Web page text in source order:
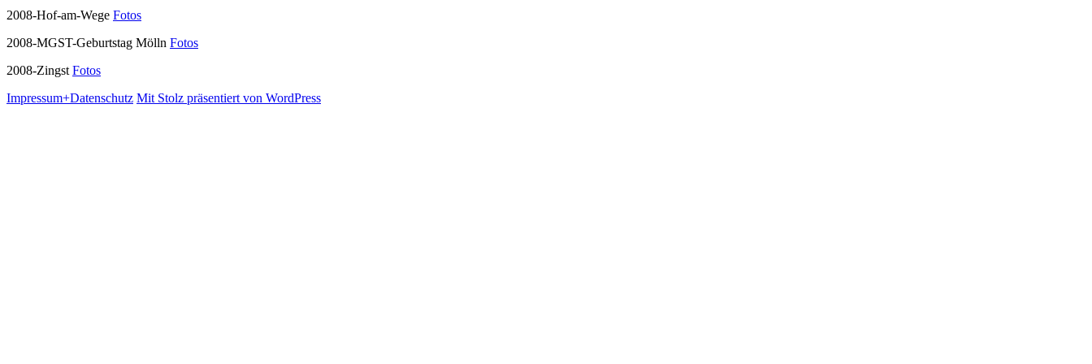
2008-Hof-am-Wege Fotos
2008-MGST-Geburtstag Mölln Fotos
2008-Zingst Fotos
Impressum+Datenschutz Mit Stolz präsentiert von WordPress